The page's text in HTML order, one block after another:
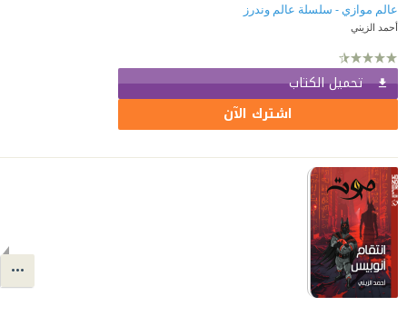
عالم موازي - سلسلة عالم وندرز
أحمد الزيني
تحميل الكتاب
اشترك الآن